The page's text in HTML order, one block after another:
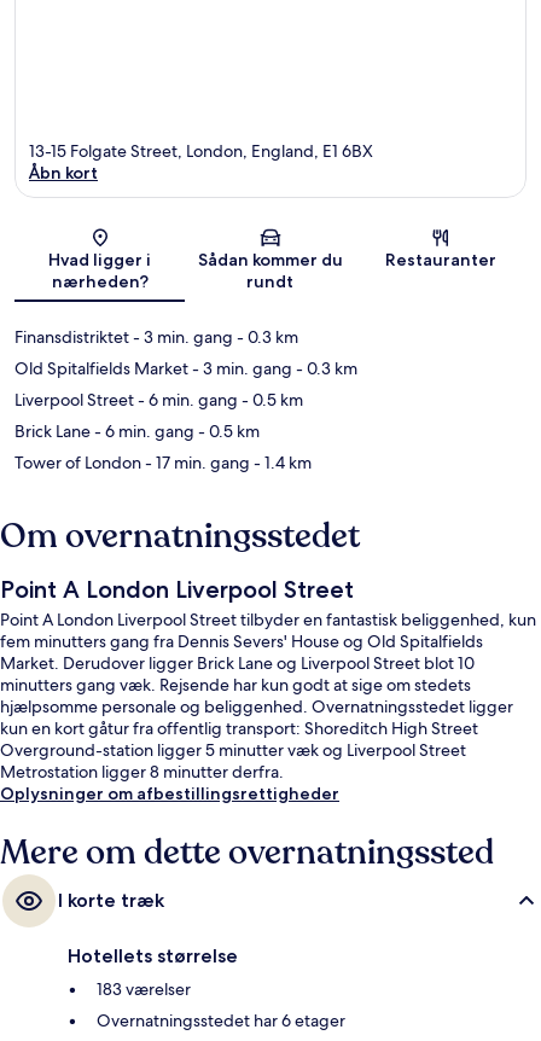
Kort
13-15 Folgate Street, London, England, E1 6BX
Åbn kort
Hvad ligger i
nærheden?
Sådan kommer du
rundt
Restauranter
Finansdistriktet- 3 min. gang - 0.3 km
Old Spitalfields Market- 3 min. gang - 0.3 km
Liverpool Street- 6 min. gang - 0.5 km
Brick Lane- 6 min. gang - 0.5 km
Tower of London- 17 min. gang - 1.4 km
Om overnatningsstedet
Point A London Liverpool Street
Point A London Liverpool Street tilbyder en fantastisk beliggenhed, kun
fem minutters gang fra Dennis Severs' House og Old Spitalfields
Market. Derudover ligger Brick Lane og Liverpool Street blot 10
minutters gang væk. Rejsende har kun godt at sige om stedets
hjælpsomme personale og beliggenhed. Overnatningsstedet ligger
kun en kort gåtur fra offentlig transport: Shoreditch High Street
Overground-station ligger 5 minutter væk og Liverpool Street
Metrostation ligger 8 minutter derfra.
Oplysninger om afbestillingsrettigheder
Mere om dette overnatningssted
I korte træk
Hotellets størrelse
183 værelser
Overnatningsstedet har 6 etager